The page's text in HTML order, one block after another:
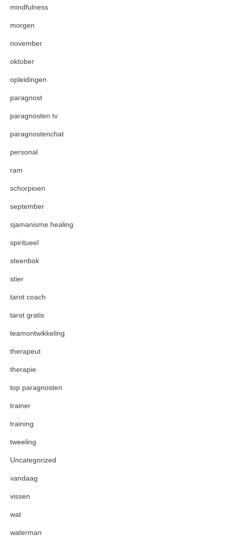
mindfulness
morgen
november
oktober
opleidingen
paragnost
paragnosten tv
paragnostenchat
personal
ram
schorpioen
september
sjamanisme healing
spiritueel
steenbok
stier
tarot coach
tarot gratis
teamontwikkeling
therapeut
therapie
top paragnosten
trainer
training
tweeling
Uncategorized
vandaag
vissen
wat
waterman